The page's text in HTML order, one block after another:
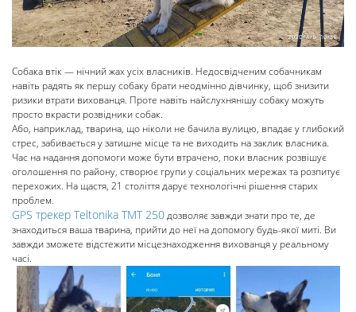
Собака втік — нічний жах усіх власників. Недосвідченим собачникам
навіть радять як першу собаку брати неодмінно дівчинку, щоб знизити
ризики втрати вихованця. Проте навіть найслухнянішу собаку можуть
просто вкрасти розвідники собак.
Або, наприклад, тварина, що ніколи не бачила вулицю, впадає у глибокий
стрес, забивається у затишне місце та не виходить на заклик власника.
Час на надання допомоги може бути втрачено, поки власник розвішує
оголошення по району, створює групи у соціальних мережах та розпитує
перехожих. На щастя, 21 століття дарує технологічні рішення старих
проблем.
GPS трекер Teltonika ТМТ 250дозволяє завжди знати про те, де
знаходиться ваша тварина, прийти до неї на допомогу будь-якої миті. Ви
завжди зможете відстежити місцезнаходження вихованця у реальному
часі.